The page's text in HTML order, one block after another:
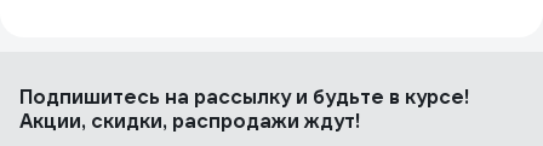
Качество, цена
Подпишитесь на рассылкуи будьте в курсе!
Акции, скидки, распродажи ждут!